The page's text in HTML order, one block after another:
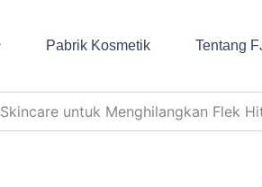
Pabrik Kosmetik Tentang
Skincare untuk Menghilangkan Flek